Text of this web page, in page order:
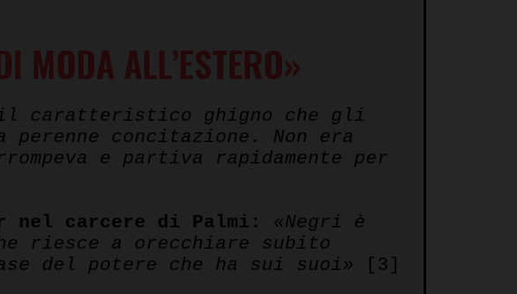
MODA ALL’ESTERO»
il caratteristico ghigno che gli
perenne concitazione. Non era
e partiva rapidamente per
nel carcere di Palmi:
«Negri è
riesce a orecchiare subito
del potere che ha sui suoi» [3]